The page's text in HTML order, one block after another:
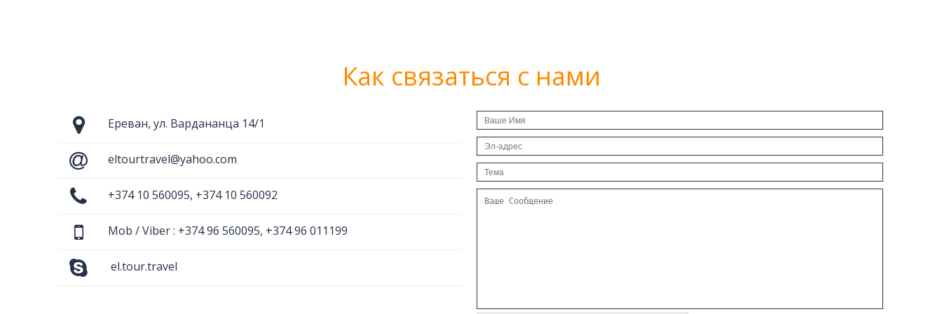
Как связаться с нами
Ереван, ул. Вардананца 14/1
eltourtravel@yahoo.com
+374 10 560095, +374 10 560092
Mob / Viber : +374 96 560095, +374 96 011199
el.tour.travel